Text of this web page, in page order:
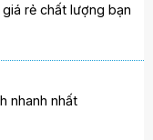
rẻ chất lượng bạn
nhanh nhất